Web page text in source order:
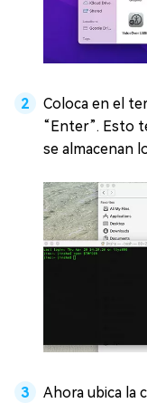
Coloca en el
“Enter”. Esto
se almacenan
Ahora ubica la